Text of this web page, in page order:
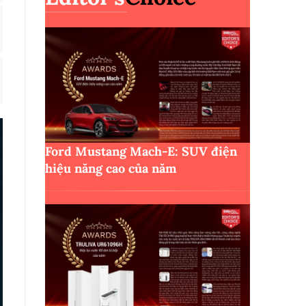
Ford Mustang Mach-E: SUV điện
hiệu năng cao của năm